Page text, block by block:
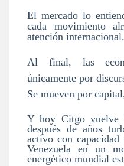
El mercado lo
cada movimiento
atención internacional.
Al final, las
únicamente por
Se mueven por
Y hoy Citgo vuelve
después de años
activo con
Venezuela en un
energético mundial